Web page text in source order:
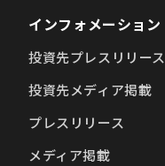
インフォメーション
投資先プレスリリース
投資先メディア掲載
プレスリリース
メディア掲載